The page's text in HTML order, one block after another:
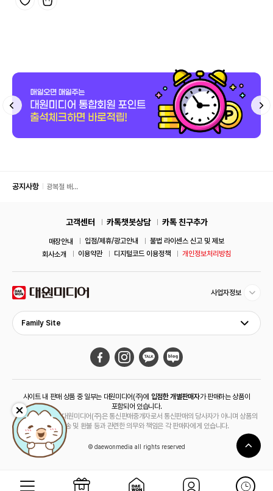
공지사항
광복절 배
고객센터 카톡챗봇상담 카톡 친구추가
매장안내 입점/제휴/광고안내
불법 라이센스 신고 및 제보
회사소개
이용약관 디지털코드 이용정책 개인정보처리방침
사업자정보
Family Site
사이트 내 판매 상품 중 일부는 대원미디어(주)에 입점한 개별판매자가 판매하는 상품이
포함되어 있습니다.
해당 상품의 경우 대원미디어(주)은 통신판매중개자로서 통신판매의 당사자가 아니며 상품의
주문, 배송 및 환불 등과 관련한 의무와 책임은 각 판매자에게 있습니다.
© daewonmedia all rights reserved